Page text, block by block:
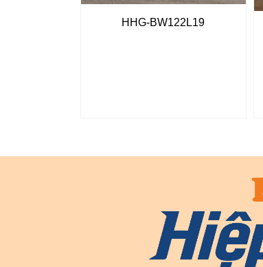
HHG-BW122L19